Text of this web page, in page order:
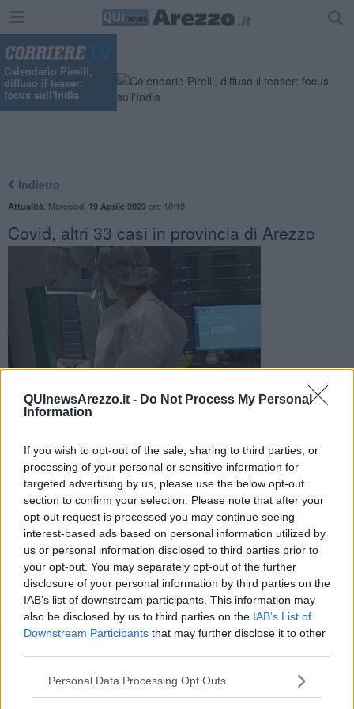
QUInewsArezzo.it - Do Not Process My Personal
Information
If you wish to opt-out of the sale, sharing to third parties, or
processing of your personal or sensitive information for
targeted advertising by us, please use the below opt-out
section to confirm your selection. Please note that after your
opt-out request is processed you may continue seeing
interest-based ads based on personal information utilized by
us or personal information disclosed to third parties prior to
your opt-out. You may separately opt-out of the further
disclosure of your personal information by third parties on the
IAB’s list of downstream participants. This information may
also be disclosed by us to third parties on the IAB’s List of
Downstream Participants that may further disclose it to other
Personal Data Processing Opt Outs
Calendario Pirelli,
diffuso il teaser:
focus sull'India
Indietro
Attualità Mercoledì 19 Aprile 2023ore 10:19
Covid, altri 33 casi in provincia di Arezzo
Nessun decesso nelle ultime 24 ore nell'aretino e dato del
contagio rilevato tra il capoluogo e i Comuni del territorio
AREZZO E PROVINCIA —Sono 33 i casi Covid rilevati nelle ultime
24 ore in provincia di Arezzo, ieri erano 39. Nessun decesso.
Il dato arriva dal report quotidiano diffuso dalla Regione Toscana.
bollettino regionale.